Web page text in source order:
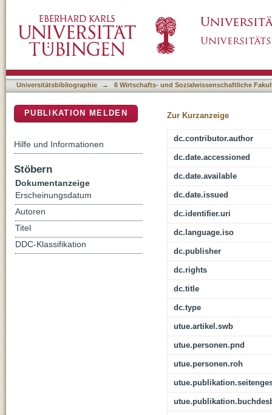
Universitätsbibliographie → 6 Wirtschafts- und Sozialwissenschaftliche
Zur Kurzanzeige
dc.contributor.author
dc.date.accessioned
dc.date.available
dc.date.issued
dc.identifier.uri
dc.language.iso
dc.publisher
dc.rights
dc.title
dc.type
utue.artikel.swb
utue.personen.pnd
utue.personen.roh
PUBLIKATION MELDEN
Hilfe und Informationen
Stöbern
Dokumentanzeige
Erscheinungsdatum
Autoren
Titel
DDC-Klassifikation